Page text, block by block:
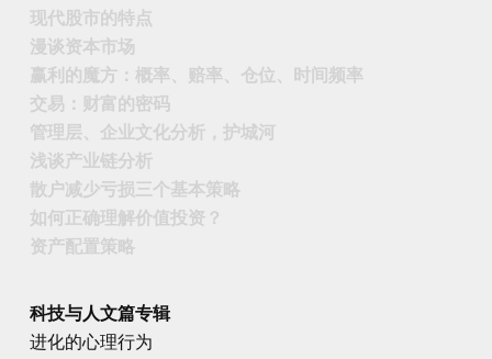
现代股市的特点
漫谈资本市场
赢利的魔方：概率、赔率、仓位、时间频率
交易：财富的密码
管理层、企业文化分析，护城河
浅谈产业链分析
散户减少亏损三个基本策略
如何正确理解价值投资？
资产配置策略
科技与人文篇专辑
进化的心理行为